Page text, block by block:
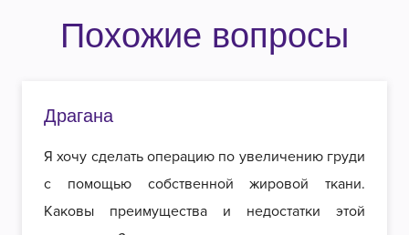
Похожие вопросы
Драгана
Я хочу сделать операцию по увеличению груди
с помощью собственной жировой ткани.
Каковы преимущества и недостатки этой